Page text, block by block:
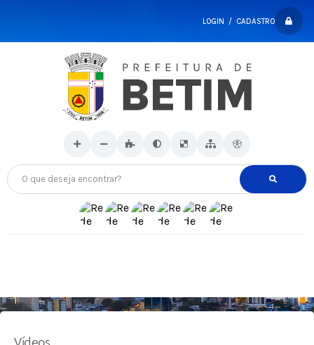
LOGIN / CADASTRO
O que deseja encontrar?
Vídeos